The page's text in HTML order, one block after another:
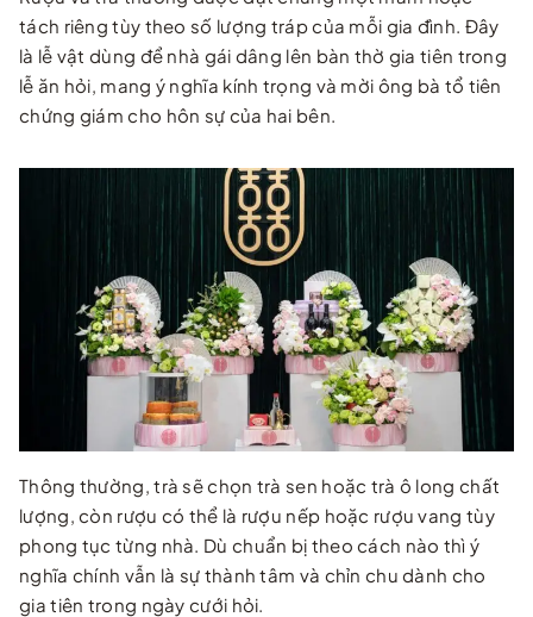
tách riêng tùy theo số lượng tráp của mỗi gia đình. Đây
là lễ vật dùng để nhà gái dâng lên bàn thờ gia tiên trong
lễ ăn hỏi, mang ý nghĩa kính trọng và mời ông bà tổ tiên
chứng giám cho hôn sự của hai bên.
Thông thường, trà sẽ chọn trà sen hoặc trà ô long chất
lượng, còn rượu có thể là rượu nếp hoặc rượu vang tùy
phong tục từng nhà. Dù chuẩn bị theo cách nào thì ý
nghĩa chính vẫn là sự thành tâm và chỉn chu dành cho
gia tiên trong ngày cưới hỏi.